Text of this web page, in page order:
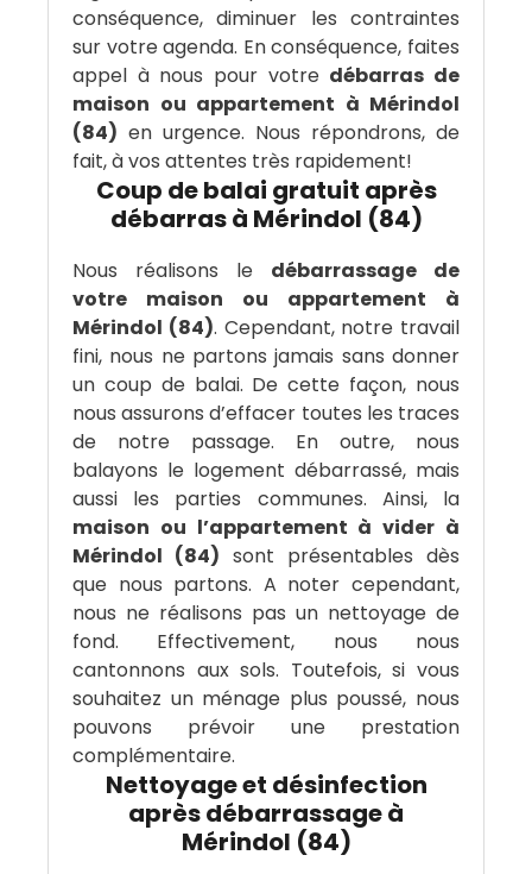
conséquence, diminuer les contraintes
sur votre agenda. En conséquence, faites
appel à nous pour votre débarras de
maison ou appartement à Mérindol
(84) en urgence. Nous répondrons, de
fait, à vos attentes très rapidement!
Coup de balai gratuit après
débarras à Mérindol (84)
Nous réalisons le débarrassage de
votre maison ou appartement à
Mérindol (84). Cependant, notre travail
fini, nous ne partons jamais sans donner
un coup de balai. De cette façon, nous
nous assurons d’effacer toutes les traces
de notre passage. En outre, nous
balayons le logement débarrassé, mais
aussi les parties communes. Ainsi, la
maison ou l’appartement à vider à
Mérindol (84) sont présentables dès
que nous partons. A noter cependant,
nous ne réalisons pas un nettoyage de
fond. Effectivement, nous nous
cantonnons aux sols. Toutefois, si vous
souhaitez un ménage plus poussé, nous
pouvons prévoir une prestation
complémentaire.
Nettoyage et désinfection
après débarrassage à
Mérindol (84)